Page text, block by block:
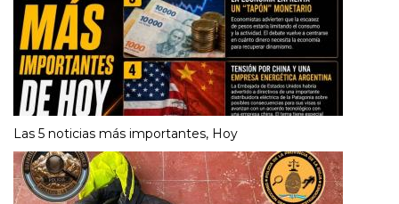
Las 5 noticias más importantes, Hoy